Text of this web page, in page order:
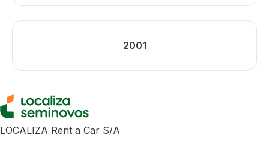
2001
LOCALIZA Rent a Car S/A